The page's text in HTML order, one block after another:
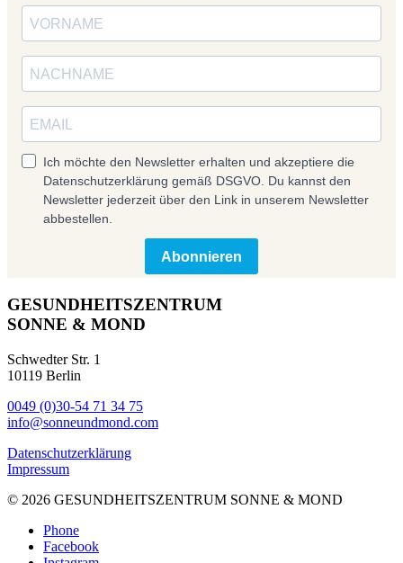
Ich möchte den Newsletter erhalten und akzeptiere die
Datenschutzerklärung gemäß DSGVO. Du kannst den
Newsletter jederzeit über den Link in unserem Newsletter
abbestellen.
Abonnieren
GESUNDHEITSZENTRUM
SONNE & MOND
Schwedter Str. 1
10119 Berlin
0049 (0)30-54 71 34 75
info@sonneundmond.com
Datenschutzerklärung
Impressum
© 2026 GESUNDHEITSZENTRUM SONNE & MOND
Phone
Facebook